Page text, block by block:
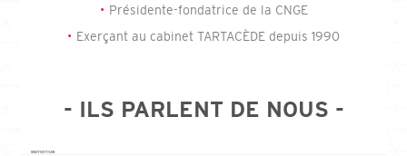
Présidente-fondatrice de la CNGE
Exerçant au cabinet TARTACÈDE depuis 1990
- ILS PARLENT DE NOUS -